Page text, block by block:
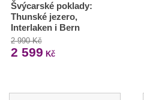
Švýcarské poklady:
Thunské jezero,
Interlaken i Bern
2 990 Kč
2 599 Kč